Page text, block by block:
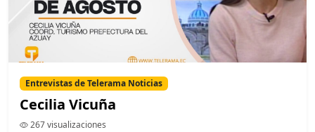
Entrevistas de Telerama Noticias
Cecilia Vicuña
267 visualizaciones